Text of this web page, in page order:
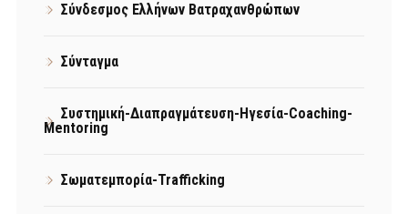
Σύνδεσμος Ελλήνων Βατραχανθρώπων
Σύνταγμα
Συστημική-Διαπραγμάτευση-Ηγεσία-Coaching-
Mentoring
Σωματεμπορία-Trafficking